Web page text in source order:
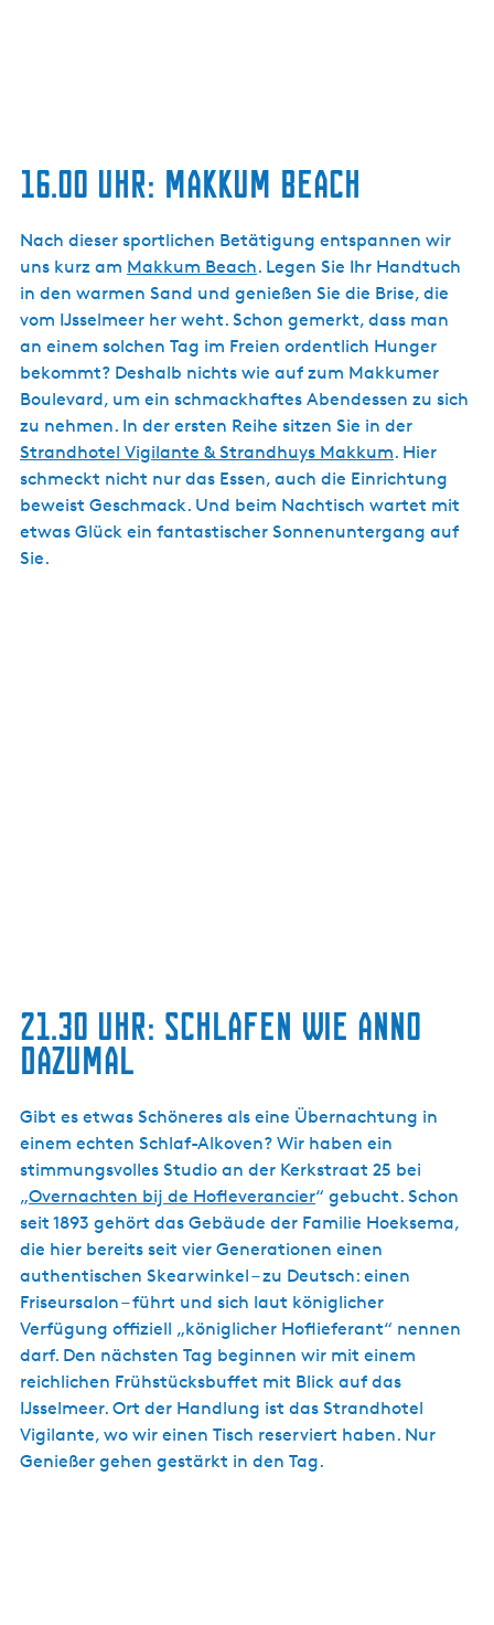
16.00 UHR: MAKKUM BEACH
Nach dieser sportlichen Betätigung entspannen wir
uns kurz am Makkum Beach. Legen Sie Ihr Handtuch
in den warmen Sand und genießen Sie die Brise, die
vom IJsselmeer her weht. Schon gemerkt, dass man
an einem solchen Tag im Freien ordentlich Hunger
bekommt? Deshalb nichts wie auf zum Makkumer
Boulevard, um ein schmackhaftes Abendessen zu sich
zu nehmen. In der ersten Reihe sitzen Sie in der
Strandhotel Vigilante & Strandhuys Makkum. Hier
schmeckt nicht nur das Essen, auch die Einrichtung
beweist Geschmack. Und beim Nachtisch wartet mit
etwas Glück ein fantastischer Sonnenuntergang auf
Sie.
21.30 UHR: SCHLAFEN WIE ANNO
DAZUMAL
Gibt es etwas Schöneres als eine Übernachtung in
einem echten Schlaf-Alkoven? Wir haben ein
stimmungsvolles Studio an der Kerkstraat 25 bei
„Overnachten bij de Hofleverancier“ gebucht. Schon
seit 1893 gehört das Gebäude der Familie Hoeksema,
die hier bereits seit vier Generationen einen
authentischen Skearwinkel – zu Deutsch: einen
Friseursalon – führt und sich laut königlicher
Verfügung offiziell „königlicher Hoflieferant“ nennen
darf. Den nächsten Tag beginnen wir mit einem
reichlichen Frühstücksbuffet mit Blick auf das
IJsselmeer. Ort der Handlung ist das Strandhotel
Vigilante, wo wir einen Tisch reserviert haben. Nur
Genießer gehen gestärkt in den Tag.